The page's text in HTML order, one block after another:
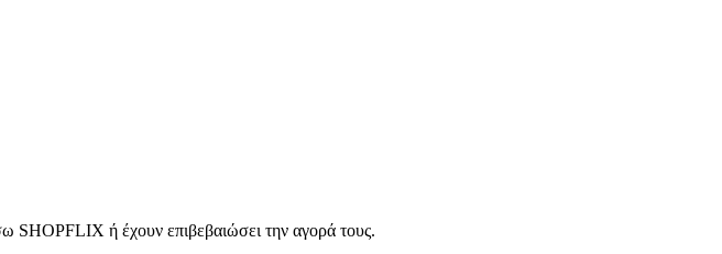
SHOPFLIX ή έχουν επιβεβαιώσει την αγορά τους.